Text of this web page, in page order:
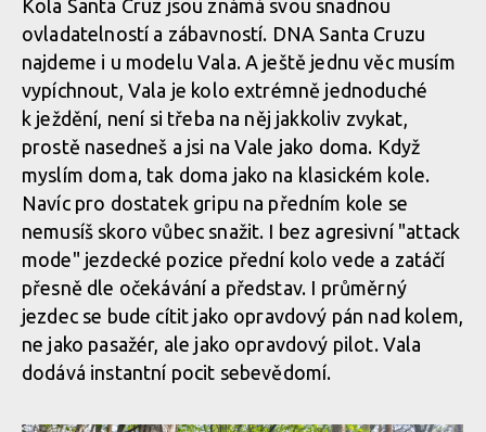
Flipchipem v zadní stavbě upravit geometrii , položit hlavovou
trubku o 0,3 stupně a snížit střed o 4 mm
Flipchipem v zadní stavbě upravit geometrii , položit hlavovou
trubku o 0,3 stupně a snížit střed o 4 mm
Vala postavená na karbonovém rámu nabízí 160 mm zdvihu
vpředu a 150 mm vzadu.
Vala postavená na karbonovém rámu nabízí 160 mm zdvihu
vpředu a 150 mm vzadu.
Vala postavená na karbonovém rámu nabízí 160 mm zdvihu
vpředu a 150 mm vzadu.
vpředu a 150 mm vzadu.
Geometrie Santa Cruz Vala
Geometrie Santa Cruz Vala
Geometrie Santa Cruz Vala
Geometrie Santa Cruz Vala
Geometrie Santa Cruz Vala
Kola Santa Cruz jsou známá svou snadnou
ovladatelností a zábavností. DNA Santa Cruzu
najdeme i u modelu Vala. A ještě jednu věc musím
vypíchnout, Vala je kolo extrémně jednoduché
k ježdění, není si třeba na něj jakkoliv zvykat,
prostě nasedneš a jsi na Vale jako doma. Když
myslím doma, tak doma jako na klasickém kole.
Navíc pro dostatek gripu na předním kole se
nemusíš skoro vůbec snažit. I bez agresivní "attack
mode" jezdecké pozice přední kolo vede a zatáčí
přesně dle očekávání a představ. I průměrný
jezdec se bude cítit jako opravdový pán nad kolem,
ne jako pasažér, ale jako opravdový pilot. Vala
dodává instantní pocit sebevědomí.